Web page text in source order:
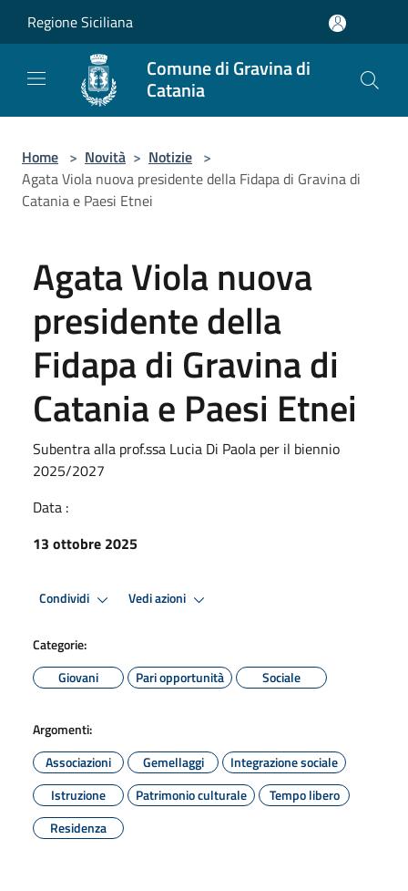
Regione Siciliana
Comune di Gravina di
Catania
Home > Novità > Notizie >
Agata Viola nuova presidente della Fidapa di Gravina di
Catania e Paesi Etnei
Agata Viola nuova
presidente della
Fidapa di Gravina di
Catania e Paesi Etnei
Subentra alla prof.ssa Lucia Di Paola per il biennio
2025/2027
Data :
13 ottobre 2025
Condividi Vedi azioni
Categorie:
Giovani
Pari opportunità Sociale
Argomenti:
Associazioni
Gemellaggi
Integrazione sociale
Istruzione
Patrimonio culturale
Tempo libero
Residenza